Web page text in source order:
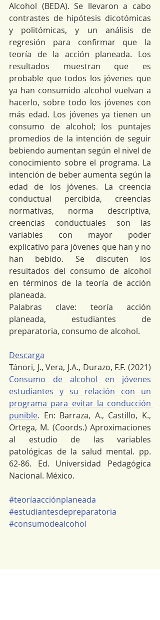
Alcohol (BEDA). Se llevaron a cabo
contrastes de hipótesis dicotómicas
y politómicas, y un análisis de
regresión para confirmar que la
teoría de la acción planeada. Los
resultados muestran que es
probable que todos los jóvenes que
ya han consumido alcohol vuelvan a
hacerlo, sobre todo los jóvenes con
más edad. Los jóvenes ya tienen un
consumo de alcohol; los puntajes
promedios de la intención de seguir
bebiendo aumentan según el nivel de
conocimiento sobre el programa. La
intención de beber aumenta según la
edad de los jóvenes. La creencia
conductual percibida, creencias
normativas, norma descriptiva,
creencias conductuales son las
variables con mayor poder
explicativo para jóvenes que han y no
han bebido. Se discuten los
resultados del consumo de alcohol
en términos de la teoría de acción
planeada.
Palabras clave: teoría acción
planeada, estudiantes de
preparatoria, consumo de alcohol.
Descarga
Consumo de alcohol en jóvenes
estudiantes y su relación con un
programa para evitar la conducción
punible. En: Barraza, A., Castillo, K.,
Ortega, M. (Coords.) Aproximaciones
al estudio de las variables
patológicas de la salud mental. pp.
62-86. Ed. Universidad Pedagógica
Nacional. México.
#teoríaacciónplaneada
#estudiantesdepreparatoria
#consumodealcohol